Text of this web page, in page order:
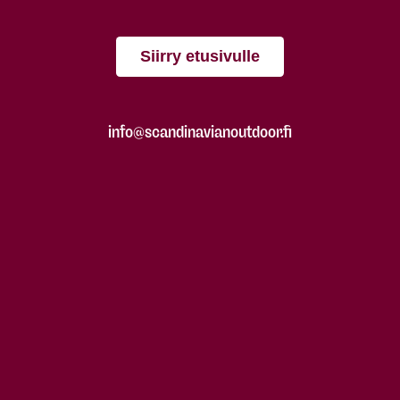
Siirry etusivulle
info@scandinavianoutdoor.fi